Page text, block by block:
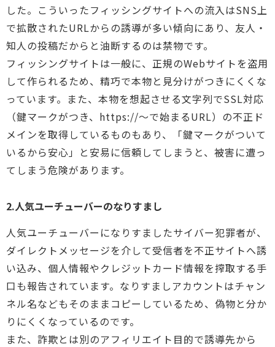
した。こういったフィッシングサイトへの流入はSNS上
で拡散されたURLからの誘導が多い傾向にあり、友人・
知人の投稿だからと油断するのは禁物です。
フィッシングサイトは一般に、正規のWebサイトを盗用
して作られるため、精巧で本物と見分けがつきにくくな
っています。また、本物を想起させる文字列でSSL対応
（鍵マークがつき、https://～で始まるURL）の不正ド
メインを取得しているものもあり、「鍵マークがついて
いるから安心」と安易に信頼してしまうと、被害に遭っ
てしまう危険があります。
2.人気ユーチューバーのなりすまし
人気ユーチューバーになりすましたサイバー犯罪者が、
ダイレクトメッセージを介して受信者を不正サイトへ誘
い込み、個人情報やクレジットカード情報を搾取する手
口も報告されています。なりすましアカウントはチャン
ネル名などもそのままコピーしているため、偽物と分か
りにくくなっているのです。
また、詐欺とは別のアフィリエイト目的で誘導先から